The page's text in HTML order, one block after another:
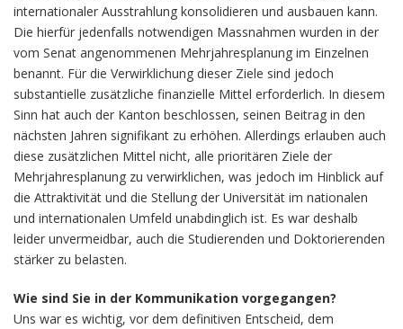
internationaler Ausstrahlung konsolidieren und ausbauen kann.
Die hierfür jedenfalls notwendigen Massnahmen wurden in der
vom Senat angenommenen Mehrjahresplanung im Einzelnen
benannt. Für die Verwirklichung dieser Ziele sind jedoch
substantielle zusätzliche finanzielle Mittel erforderlich. In diesem
Sinn hat auch der Kanton beschlossen, seinen Beitrag in den
nächsten Jahren signifikant zu erhöhen. Allerdings erlauben auch
diese zusätzlichen Mittel nicht, alle prioritären Ziele der
Mehrjahresplanung zu verwirklichen, was jedoch im Hinblick auf
die Attraktivität und die Stellung der Universität im nationalen
und internationalen Umfeld unabdinglich ist. Es war deshalb
leider unvermeidbar, auch die Studierenden und Doktorierenden
stärker zu belasten.
Wie sind Sie in der Kommunikation vorgegangen?
Uns war es wichtig, vor dem definitiven Entscheid, dem